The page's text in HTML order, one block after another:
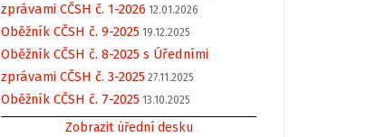
zprávami CČSH č. 1-2026 12.01.2026
Oběžník CČSH č. 9-2025 19.12.2025
Oběžník CČSH č. 8-2025 s Úředními
zprávami CČSH č. 3-2025 27.11.2025
Oběžník CČSH č. 7-2025 13.10.2025
Zobrazit úřední desku